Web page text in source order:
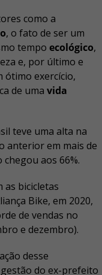
como a
, o fato de ser um
tempo ecológico,
e, por último e
ótimo exercício,
de uma vida
teve uma alta na
anterior em mais de
chegou aos 66%.
as bicicletas
Bike, em 2020,
de vendas no
e dezembro).
desse
do ex-prefeito